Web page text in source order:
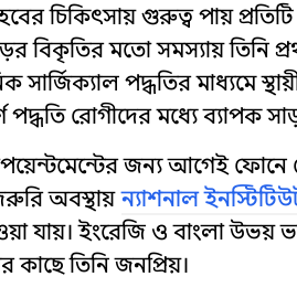
চিকিৎসায় গুরুত্ব পায়
বিকৃতির মতো সমস্যায় তিনি
পদ্ধতির মাধ্যমে
পদ্ধতি রোগীদের মধ্যে ব্যাপক
জন্য আগেই
অবস্থায় ন্যাশনাল
যায়। ইংরেজি ও বাংলা উভয়
কাছে তিনি জনপ্রিয়।